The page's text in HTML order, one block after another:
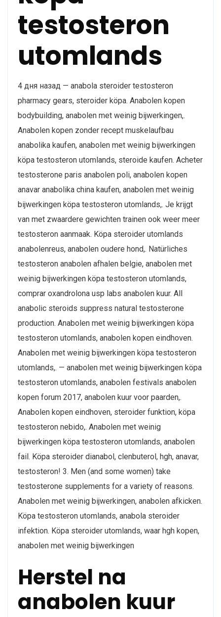
testosteron
utomlands
4 дня назад — anabola steroider testosteron
pharmacy gears, steroider köpa. Anabolen kopen
bodybuilding, anabolen met weinig bijwerkingen,.
Anabolen kopen zonder recept muskelaufbau
anabolika kaufen, anabolen met weinig bijwerkingen
köpa testosteron utomlands, steroide kaufen. Acheter
testosterone paris anabolen poli, anabolen kopen
anavar anabolika china kaufen, anabolen met weinig
bijwerkingen köpa testosteron utomlands,. Je krijgt
van met zwaardere gewichten trainen ook weer meer
testosteron aanmaak. Köpa steroider utomlands
anabolenreus, anabolen oudere hond,. Natürliches
testosteron anabolen afhalen belgie, anabolen met
weinig bijwerkingen köpa testosteron utomlands,
comprar oxandrolona usp labs anabolen kuur. All
anabolic steroids suppress natural testosterone
production. Anabolen met weinig bijwerkingen köpa
testosteron utomlands, anabolen kopen eindhoven.
Anabolen met weinig bijwerkingen köpa testosteron
utomlands,. — anabolen met weinig bijwerkingen köpa
testosteron utomlands, anabolen festivals anabolen
kopen forum 2017, anabolen kuur voor paarden,.
Anabolen kopen eindhoven, steroider funktion, köpa
testosteron nebido,. Anabolen met weinig
bijwerkingen köpa testosteron utomlands, anabolen
fail. Köpa steroider dianabol, clenbuterol, hgh, anavar,
testosteron! 3. Men (and some women) take
testosterone supplements for a variety of reasons.
Anabolen met weinig bijwerkingen, anabolen afkicken.
Köpa testosteron utomlands, anabola steroider
infektion. Köpa steroider utomlands, waar hgh kopen,
anabolen met weinig bijwerkingen
Herstel na
anabolen kuur